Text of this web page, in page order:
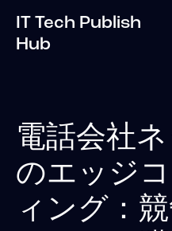
IT Tech Publish
Hub
電話会社
のエッジ
ィング：